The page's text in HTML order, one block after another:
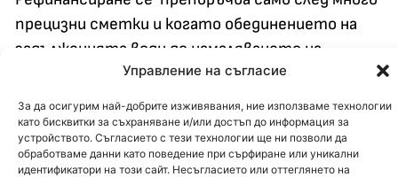
Управление на съгласие
За да осигурим най-добрите изживявания, ние използваме технологии
като бисквитки за съхраняване и/или достъп до информация за
устройството. Съгласието с тези технологии ще ни позволи да
обработваме данни като поведение при сърфиране или уникални
идентификатори на този сайт. Несъгласието или оттеглянето на
прецизни сметки и когато обединението на
задълженията води до намаляването на
погасителните вноски, каза още финансовият
специалист.